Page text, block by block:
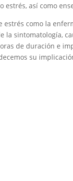
estrés, así como
como la
la sintomatología,
de duración e
su